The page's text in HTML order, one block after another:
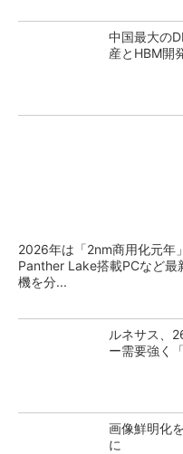
中国最大の
産とHBM開
2026年は「2nm商用化元年」
Panther Lake搭載PCなど最
機を分...
ルネサス、
ー需要強く
画像鮮明化
に